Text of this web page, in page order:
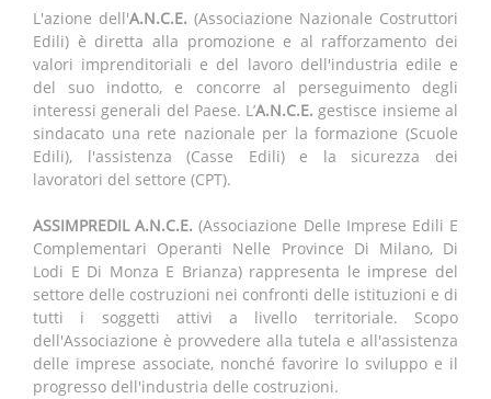
L'azione dell'A.N.C.E. (Associazione Nazionale Costruttori
Edili) è diretta alla promozione e al rafforzamento dei
valori imprenditoriali e del lavoro dell'industria edile e
del suo indotto, e concorre al perseguimento degli
interessi generali del Paese. L’A.N.C.E. gestisce insieme al
sindacato una rete nazionale per la formazione (Scuole
Edili), l'assistenza (Casse Edili) e la sicurezza dei
lavoratori del settore (CPT).
ASSIMPREDIL A.N.C.E. (Associazione Delle Imprese Edili E
Complementari Operanti Nelle Province Di Milano, Di
Lodi E Di Monza E Brianza) rappresenta le imprese del
settore delle costruzioni nei confronti delle istituzioni e di
tutti i soggetti attivi a livello territoriale. Scopo
dell'Associazione è provvedere alla tutela e all'assistenza
delle imprese associate, nonché favorire lo sviluppo e il
progresso dell'industria delle costruzioni.